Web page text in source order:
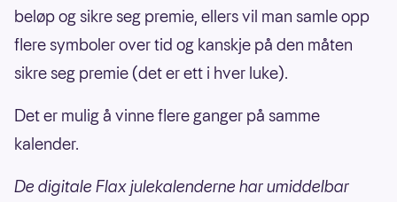
beløp og sikre seg premie, ellers vil man samle opp
flere symboler over tid og kanskje på den måten
sikre seg premie (det er ett i hver luke).
Det er mulig å vinne flere ganger på samme
kalender.
De digitale Flax julekalenderne har umiddelbar